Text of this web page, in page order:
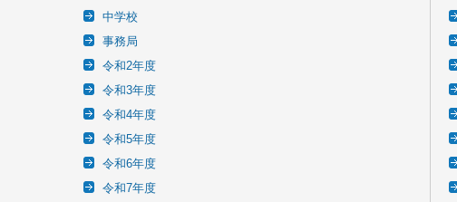
中学校
事務局
令和2年度
令和3年度
令和4年度
令和5年度
令和6年度
令和7年度